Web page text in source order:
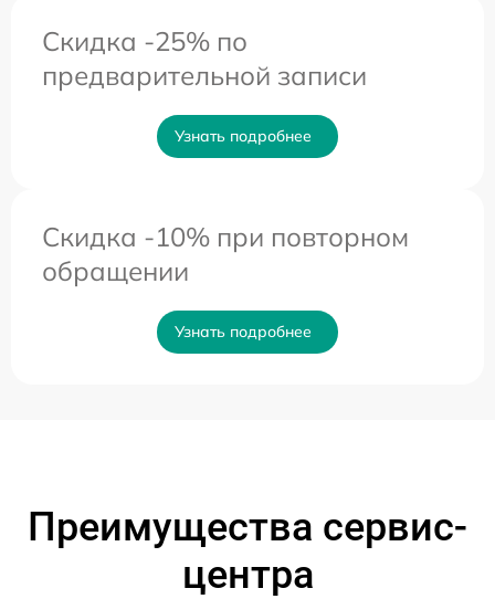
Скидка -25% по
предварительной записи
Узнать подробнее
Скидка -10% при повторном
обращении
Узнать подробнее
Преимущества сервис-
центра